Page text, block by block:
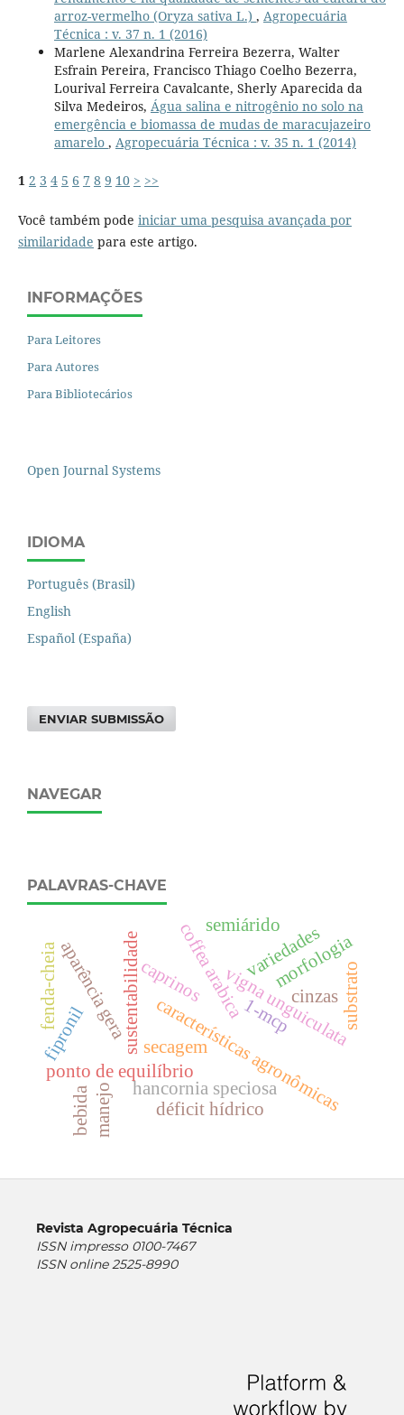
arroz-vermelho (Oryza sativa L.) , Agropecuária
Técnica : v. 37 n. 1 (2016)
Marlene Alexandrina Ferreira Bezerra, Walter
Esfrain Pereira, Francisco Thiago Coelho Bezerra,
Lourival Ferreira Cavalcante, Sherly Aparecida da
Silva Medeiros, Água salina e nitrogênio no solo na
emergência e biomassa de mudas de maracujazeiro
amarelo , Agropecuária Técnica : v. 35 n. 1 (2014)
1 2 3 4 5 6 7 8 9 10 > >>
Você também pode iniciar uma pesquisa avançada por
similaridade para este artigo.
INFORMAÇÕES
Para Leitores
Para Autores
Para Bibliotecários
Open Journal Systems
IDIOMA
Português (Brasil)
English
Español (España)
ENVIAR SUBMISSÃO
NAVEGAR
PALAVRAS-CHAVE
caprinos
características agronômicas
vigna unguiculata
sustentabilidade coffea arabica
ponto de equilíbrio
aparência gera 1-mcp
hancornia speciosa
morfologia
déficit hídrico
variedades
fipronil
fenda-cheia
manejo
secagem
cinzas substrato
bebida
semiárido
Revista Agropecuária Técnica
ISSN impresso 0100-7467
ISSN online 2525-8990